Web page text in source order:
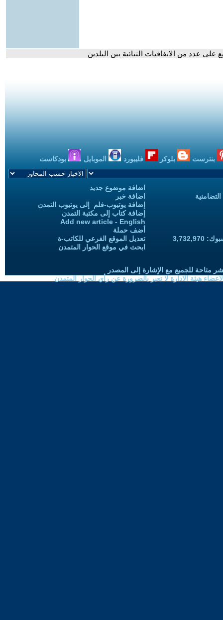
عدد من الاتفاقيات الثنائية بين البلدين
بنترست بلوكر فليبورد الموبايل بودكاست
اضافة موضوع جديد
اضافة خبر
إضافة يوتيوب-فلم إلى يوتيوب التمدن
إضافة كتاب إلى مكتبة التمدن
Add new article - English
أضف حملة
تعديل الموقع الفرعي للكاتب-ة
ابحث في موقع الحوار المتمدن
متاحة للجميع مع الإشارة إلى المصدر
هيئة الادارة لا تعبر بالضرورة عن رأي الحوار المتمدن